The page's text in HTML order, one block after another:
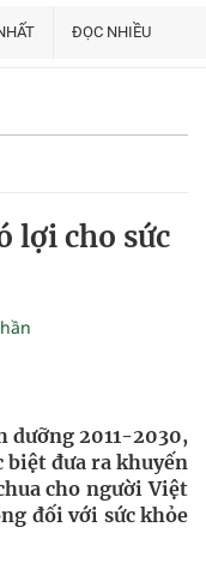
ĐỌC NHIỀU
lợi cho sức
dưỡng 2011-2030,
biệt đưa ra khuyến
cho người Việt
đối với sức khỏe